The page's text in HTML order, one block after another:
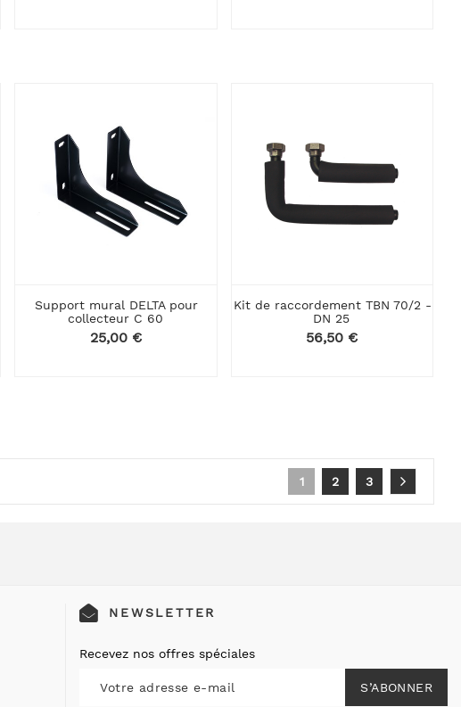
Support mural DELTA pour
collecteur C 60
Prix
25,00 €
Kit de raccordement TBN 70/2 -
DN 25
Prix
56,50 €
1 2 3
NEWSLETTER
Recevez nos offres spéciales